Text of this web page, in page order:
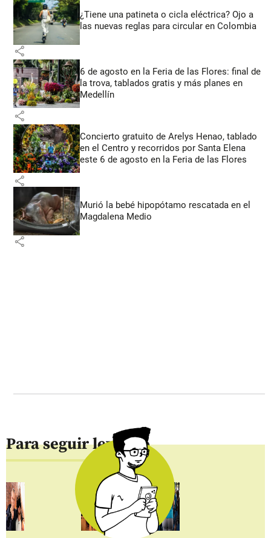
¿Tiene una patineta o cicla eléctrica? Ojo a
las nuevas reglas para circular en Colombia
share
6 de agosto en la Feria de las Flores: final de
la trova, tablados gratis y más planes en
Medellín
share
Concierto gratuito de Arelys Henao, tablado
en el Centro y recorridos por Santa Elena
este 6 de agosto en la Feria de las Flores
share
Murió la bebé hipopótamo rescatada en el
Magdalena Medio
share
Para seguir leyendo